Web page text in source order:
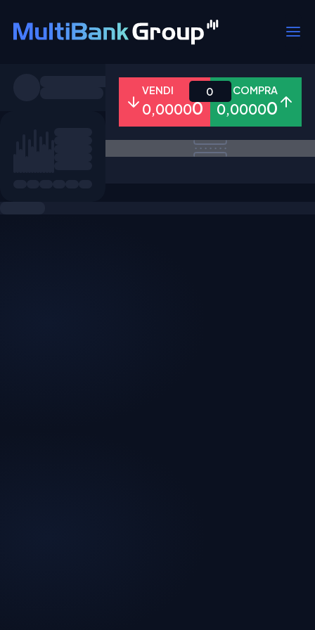
Tutti Forex Metalli Azioni
VENDI
0,00000
COMPRA
0,00000
0